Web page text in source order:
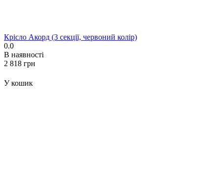
Крісло Акорд (3 секції, червоний колір)
0.0
В наявності
‍2 818‍ грн
У кошик